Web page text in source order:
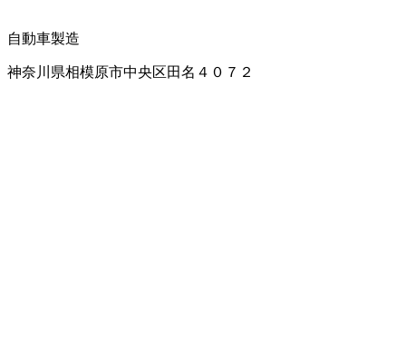
自動車製造
神奈川県相模原市中央区田名４０７２